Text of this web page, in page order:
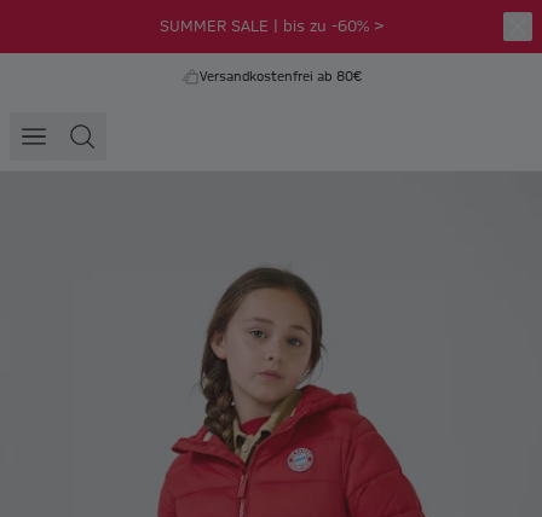
SUMMER SALE | bis zu -60% >
Versandkostenfrei ab 80€